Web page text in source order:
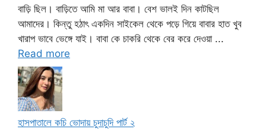
বাড়ি ছিল। বাড়িতে আমি মা আর বাবা। বেশ ভালই দিন কাটছিল
আমাদের। কিন্তু হঠাৎ একদিন সাইকেল থেকে পড়ে গিয়ে বাবার হাত খুব
খারাপ ভাবে ভেঙ্গে যাই। বাবা কে চাকরি থেকে বের করে দেওয়া ...
Read more
হাসপাতালে কচি ভোদায় চুদাচুদি পার্ট ২